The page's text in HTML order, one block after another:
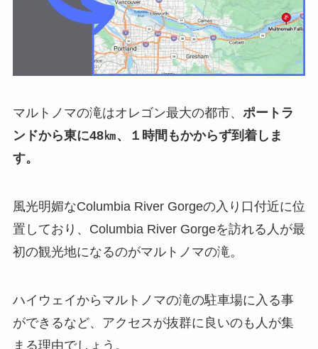
マルトノマの滝はオレゴン最大の都市、 ポートラ
ンドから東に48㎞、１時間もかからず到着しま
す。
風光明媚なColumbia River Gorgeの入り口付近に位
置しており、Columbia River Gorgeを訪れる人が最
初の観光地になるのがマルトノマの滝。
ハイウェイからマルトノマの滝の駐車場に入る事
ができるなど、アクセスが抜群に良いのも人が集
まる理由でしょう。